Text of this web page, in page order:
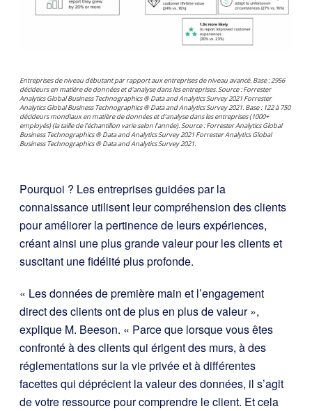
Entreprises de niveau débutant par rapport aux entreprises de niveau avancé. Base : 2956
décideurs en matière de données et d’analyse dans les entreprises. Source : Forrester
Analytics Global Business Technographics ® Data and Analytics Survey 2021 Forrester
Analytics Global Business Technographics ® Data and Analytics Survey 2021. Base : 122 à 750
décideurs mondiaux en matière de données et d’analyse dans les entreprises (1000+
employés) (la taille de l’échantillon varie selon l’année). Source : Forrester Analytics Global
Business Technographics ® Data and Analytics Survey 2021 Forrester Analytics Global
Business Technographics ® Data and Analytics Survey 2021.
Pourquoi ? Les entreprises guidées par la
connaissance utilisent leur compréhension des clients
pour améliorer la pertinence de leurs expériences,
créant ainsi une plus grande valeur pour les clients et
suscitant une fidélité plus profonde.
« Les données de première main et l’engagement
direct des clients ont de plus en plus de valeur »,
explique M. Beeson. « Parce que lorsque vous êtes
confronté à des clients qui érigent des murs, à des
réglementations sur la vie privée et à différentes
facettes qui déprécient la valeur des données, il s’agit
de votre ressource pour comprendre le client. Et cela